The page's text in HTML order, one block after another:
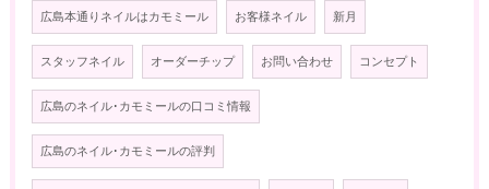
広島本通りネイルはカモミール お客様ネイル 新月
スタッフネイル オーダーチップ お問い合わせ コンセプト
広島のネイル･カモミールの口コミ情報
広島のネイル･カモミールの評判